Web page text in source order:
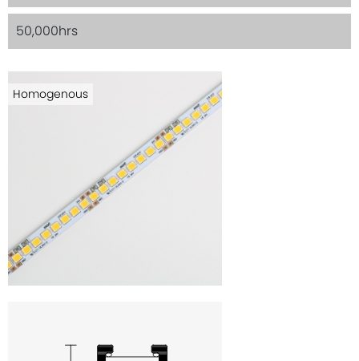
50,000hrs
Homogenous